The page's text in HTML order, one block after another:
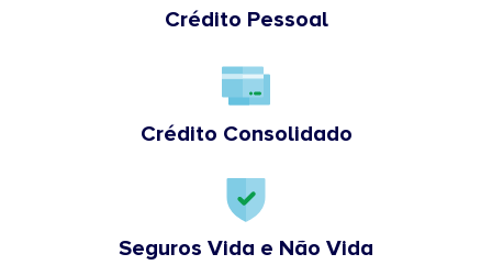
Crédito Pessoal
Crédito Consolidado
Seguros Vida e Não Vida